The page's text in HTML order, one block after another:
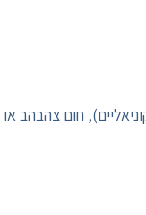
חום צהבהב